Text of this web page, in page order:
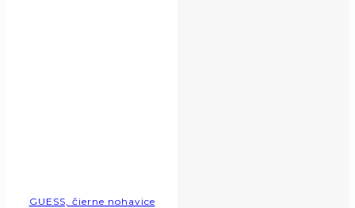
GUESS, čierne nohavice